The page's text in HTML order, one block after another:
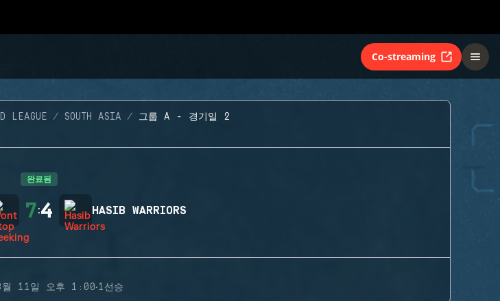
Co-streaming
LEAGUE SOUTH ASIA 그룹 A - 경기일 2
완료됨
7:4 HASIB WARRIORS
월 11일 오후 1:00·1선승